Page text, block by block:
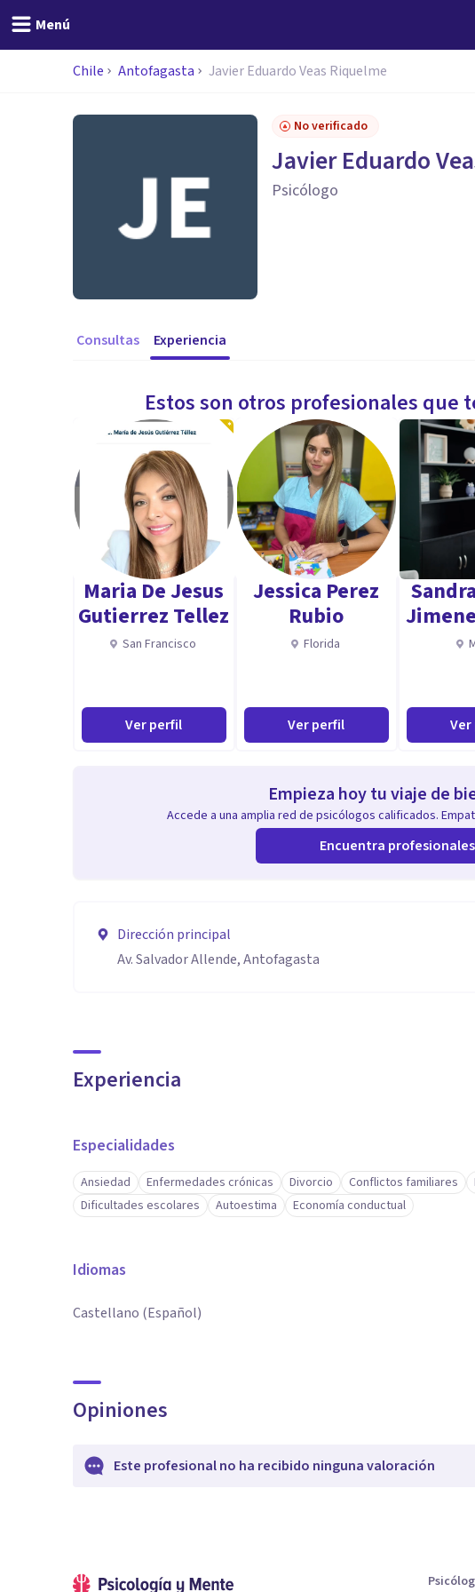
Menú
Chile Antofagasta Javier Eduardo Veas Riquelme
No verificado
Javier Eduardo
Psicólogo
Consultas Experiencia
Estos son otros profesionales que
Maria De Jesus
Gutierrez Tellez
San Francisco
Ver perfil
Jessica Perez
Rubio
Florida
Ver perfil
Empieza hoy tu viaje de
Accede a una amplia red de psicólogos calificados.
Encuentra profesionales
Dirección principal
Av. Salvador Allende, Antofagasta
Experiencia
Especialidades
Ansiedad Enfermedades crónicas Divorcio Conflictos familiares
Dificultades escolares
Autoestima Economía conductual
Idiomas
Castellano (Español)
Opiniones
Este profesional no ha recibido ninguna valoración